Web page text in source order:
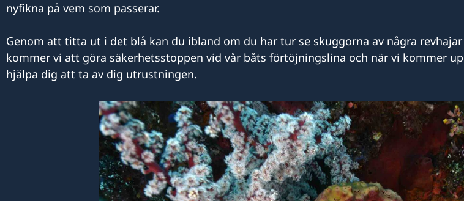
nyfikna på vem som passerar.
Genom att titta ut i det blå kan du ibland om du har tur se skuggorna av några
kommer vi att göra säkerhetsstoppen vid vår båts förtöjningslina och när vi kommer
hjälpa dig att ta av dig utrustningen.